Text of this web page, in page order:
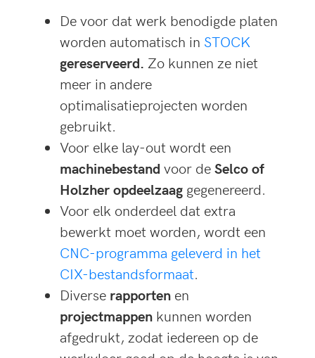
De voor dat werk benodigde platen
worden automatisch in STOCK
gereserveerd. Zo kunnen ze niet
meer in andere
optimalisatieprojecten worden
gebruikt.
Voor elke lay-out wordt een
machinebestand voor deSelco of
Holzher opdeelzaag gegenereerd.
Voor elk onderdeel dat extra
bewerkt moet worden, wordt een
CNC-programma geleverd in het
CIX-bestandsformaat.
Diverse rapporten en
projectmappen kunnen worden
afgedrukt, zodat iedereen op de